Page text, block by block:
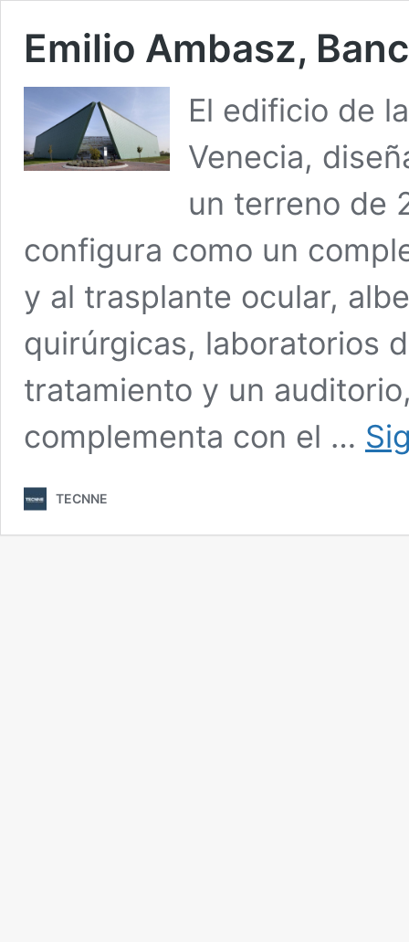
Emilio Ambasz,
El edificio de
Venecia,
un terreno de
configura como un
y al trasplante ocular,
quirúrgicas, laboratorios
tratamiento y un
complementa con el …
TECNNE